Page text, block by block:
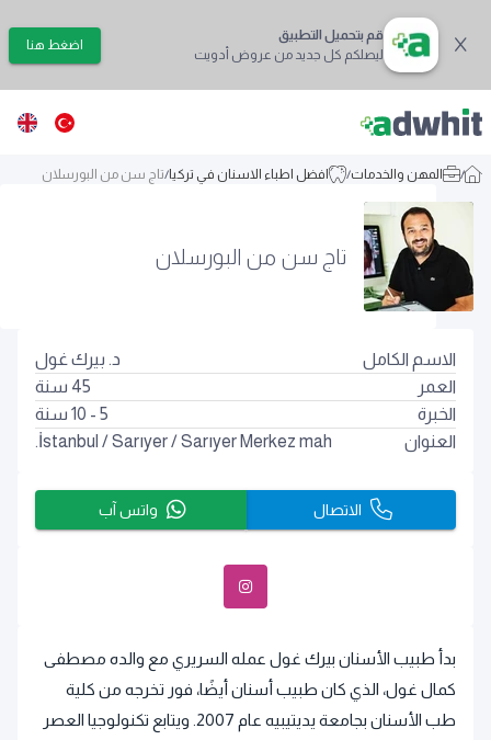
قم بتحميل التطبيق
ليصلكم كل جديد من عروض أدويت
اضغط هنا
/ المهن والخدمات/ افضل اطباء الاسنان في تركيا/تاج سن من البورسلان
تاج سن من البورسلان
بدأ طبيب الأسنان بيرك غول عمله السريري مع والده مصطفى
كمال غول، الذي كان طبيب أسنان أيضًا، فور تخرجه من كلية
طب الأسنان بجامعة يديتيبيه عام 2007. ويتابع تكنولوجيا العصر
الاسم الكامل
د. بيرك غول
العمر
45 سنة
الخبرة
5 - 10 سنة
العنوان
İstanbul /Sarıyer/Sarıyer Merkez mah.
الاتصال واتس آب